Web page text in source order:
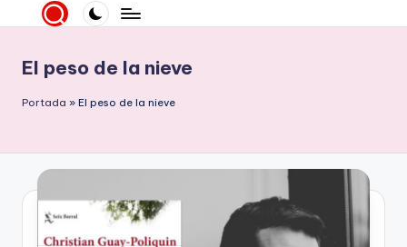
e
r
a
M
o
rt
literaria
la
Novela
mucho
más
El peso de la nieve
Portada » El peso de la nieve